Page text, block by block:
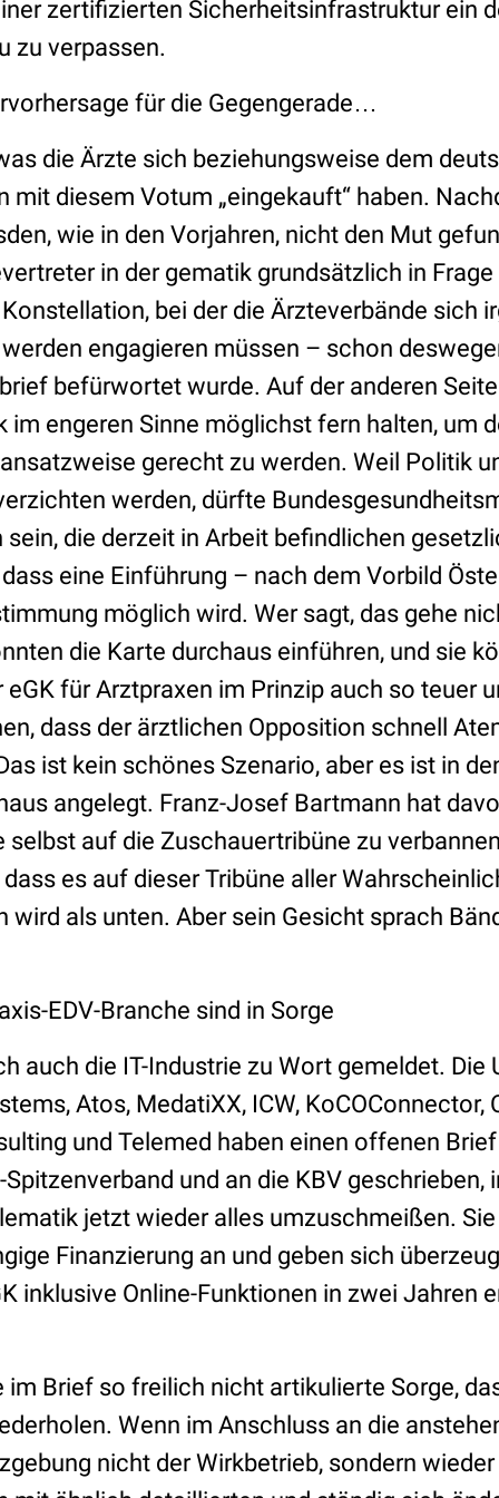
zertifizierten Sicherheitsinfrastruktur ein
zu verpassen.
für die Gegengerade…
die Ärzte sich beziehungsweise dem
mit diesem Votum „eingekauft“ haben.
wie in den Vorjahren, nicht den Mut
in der gematik grundsätzlich in Frage
bei der die Ärzteverbände sich
engagieren müssen – schon
befürwortet wurde. Auf der anderen
im engeren Sinne möglichst fern halten, um
gerecht zu werden. Weil Politik
werden, dürfte
die derzeit in Arbeit befindlichen
eine Einführung – nach dem Vorbild
möglich wird. Wer sagt, das gehe
die Karte durchaus einführen, und sie
für Arztpraxen im Prinzip auch so teuer
dass der ärztlichen Opposition schnell
ist kein schönes Szenario, aber es ist in
angelegt. Franz-Josef Bartmann hat
selbst auf die Zuschauertribüne zu
es auf dieser Tribüne aller
wird als unten. Aber sein Gesicht sprach
EDV-Branche sind in Sorge
auch die IT-Industrie zu Wort gemeldet. Die
Atos, MedatiXX, ICW, KoCOConnector,
und Telemed haben einen offenen
und an die KBV geschrieben,
jetzt wieder alles umzuschmeißen.
Finanzierung an und geben sich
inklusive Online-Funktionen in zwei Jahren
im Brief so freilich nicht artikulierte Sorge,
Wenn im Anschluss an die
nicht der Wirkbetrieb, sondern